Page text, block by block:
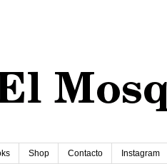
Shop Contacto Instagram